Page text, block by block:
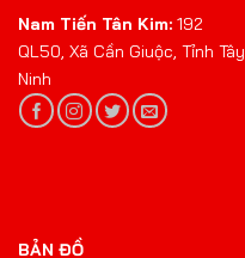
Nam Tiến Tân Kim: 192
QL50, Xã Cần Giuộc, Tỉnh Tây
Ninh
BẢN ĐỒ